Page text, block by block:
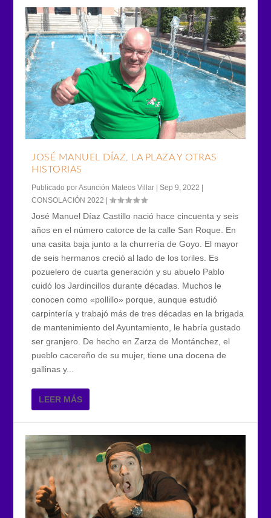
JOSÉ MANUEL DÍAZ, LA PLAZA Y OTRAS
HISTORIAS
Publicado porAsunción Mateos Villar |Sep 9, 2022 |
CONSOLACIÓN 2022 |
José Manuel Díaz Castillo nació hace cincuenta y seis
años en el número catorce de la calle San Roque. En
una casita baja junto a la churrería de Goyo. El mayor
de seis hermanos creció al lado de los toriles. Es
pozuelero de cuarta generación y su abuelo Pablo
cuidó los Jardincillos durante décadas. Muchos le
conocen como «pollillo» porque, aunque estudió
carpintería y trabajó más de tres décadas en la brigada
de mantenimiento del Ayuntamiento, le habría gustado
ser granjero. De hecho en Zarza de Montánchez, el
pueblo cacereño de su mujer, tiene una docena de
gallinas y...
LEER MÁS